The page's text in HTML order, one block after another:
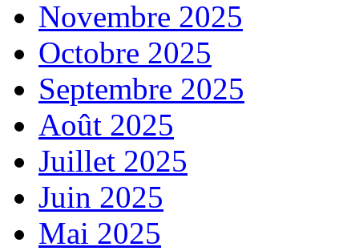
Novembre 2025
Octobre 2025
Septembre 2025
Août 2025
Juillet 2025
Juin 2025
Mai 2025